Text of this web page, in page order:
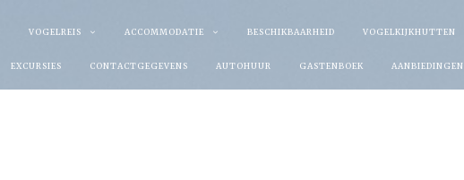
VOGELREIS ACCOMMODATIE BESCHIKBAARHEID VOGELKIJKHUTTEN
EXCURSIES CONTACTGEGEVENS AUTOHUUR GASTENBOEK AANBIEDINGEN